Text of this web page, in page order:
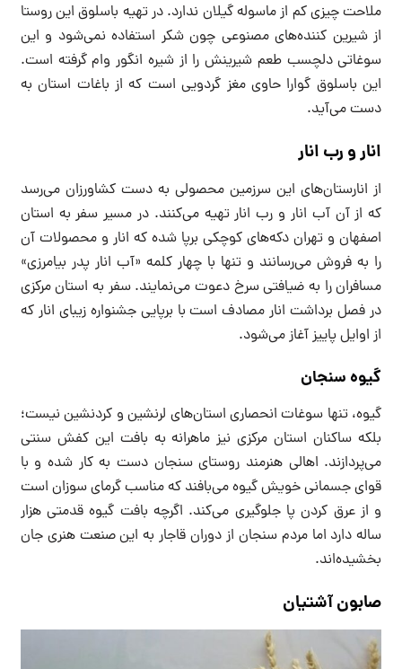
ملاحت چیزی کم از ماسوله گیلان ندارد. در تهیه باسلوق این روستا
از شیرین کننده‌های مصنوعی چون شکر استفاده نمی‌شود و این
سوغاتی دلچسب طعم شیرینش را از شیره انگور وام گرفته است.
این باسلوق گوارا حاوی مغز گردویی است که از باغات استان به
دست می‌آید.
انار و رب انار
از انارستان‌های این سرزمین محصولی به دست کشاورزان می‌رسد
که از آن آب انار و رب انار تهیه می‌کنند. در مسیر سفر به استان
اصفهان و تهران دکه‌های کوچکی برپا شده که انار و محصولات آن
را به فروش می‌رسانند و تنها با چهار کلمه «آب انار پدر بیامرزی»
مسافران را به ضیافتی سرخ دعوت می‌نمایند. سفر به استان مرکزی
در فصل برداشت انار مصادف است با برپایی جشنواره زیبای انار که
از اوایل پاییز آغاز می‌شود.
گیوه سنجان
گیوه، تنها سوغات انحصاری استان‌های لرنشین و کردنشین نیست؛
بلکه ساکنان استان مرکزی نیز ماهرانه به بافت این کفش سنتی
می‌پردازند. اهالی هنرمند روستای سنجان دست به کار شده و با
قوای جسمانی خویش گیوه می‌بافند که مناسب گرمای سوزان است
و از عرق کردن پا جلوگیری می‌کند. اگرچه بافت گیوه قدمتی هزار
ساله دارد اما مردم سنجان از دوران قاجار به این صنعت هنری جان
بخشیده‌اند.
صابون آشتیان